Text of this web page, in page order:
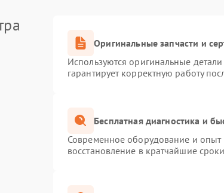
Оригинальные запчасти и
Используются оригинальные
гарантирует корректную работу
Бесплатная диагностика и
Современное оборудование и опыт
восстановление в кратчайшие